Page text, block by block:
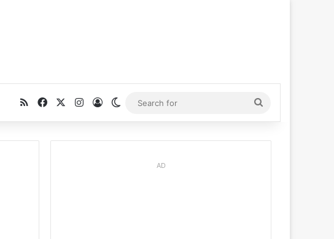
RSSFacebookInstagram
Log InSwitch skin
for
AD